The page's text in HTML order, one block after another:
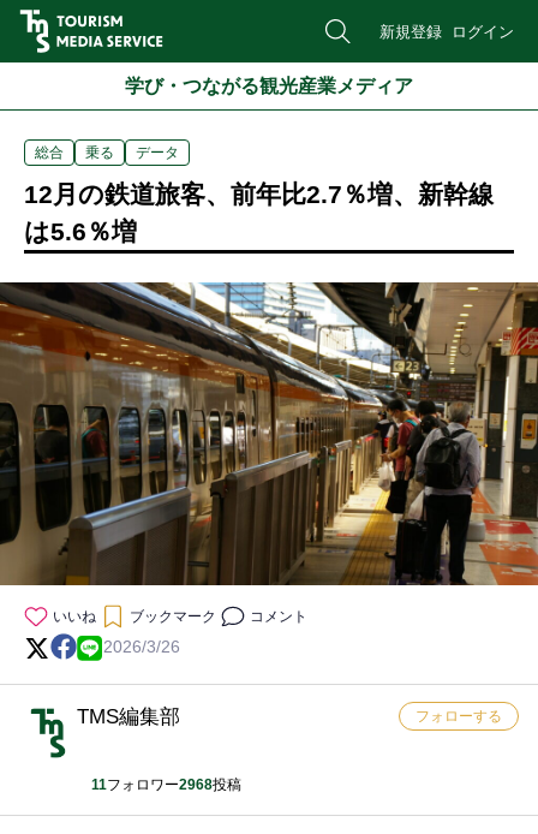
新規登録 ログイン
学び・つながる観光産業メディア
総合 乗る データ
12月の鉄道旅客、前年比2.7％増、新幹線
は5.6％増
いいね ブックマーク コメント
2026/3/26
TMS編集部
11フォロワー2968投稿
フォローする